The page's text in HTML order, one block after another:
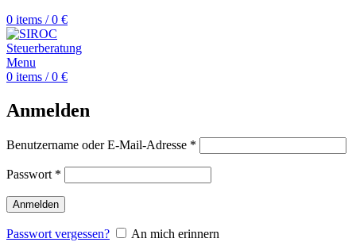
0 items / 0 €
Menu
0 items / 0 €
Anmelden
Benutzername oder E-Mail-Adresse *
Passwort *
Anmelden
Passwort vergessen? An mich erinnern